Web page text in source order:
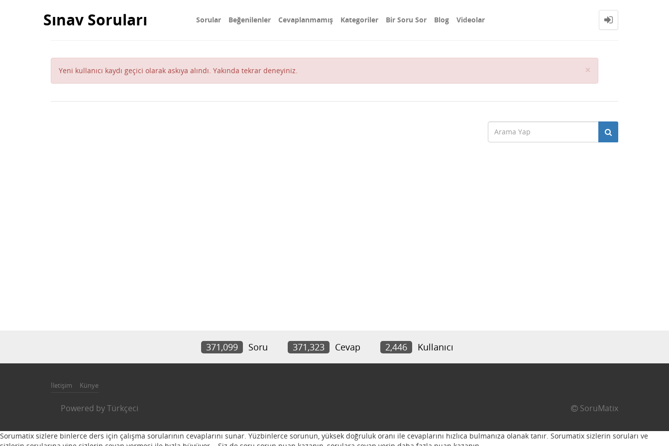
Sınav Soruları Sorular Beğenilenler Cevaplanmamış Kategoriler Bir Soru Sor Blog Videolar
Yeni kullanıcı kaydı geçici olarak askıya alındı. Yakında tekrar deneyiniz. ×
371,099 Soru 371,323 Cevap 2,446 Kullanıcı
İletişim Künye
Powered byTürkçeci SoruMatix
Sorumatix sizlere binlerce ders için çalışma sorularının cevaplarını sunar. Yüzbinlerce sorunun, yüksek doğruluk oranı ile cevaplarını hızlıca bulmanıza olanak tanır. Sorumatix sizlerin soruları ve